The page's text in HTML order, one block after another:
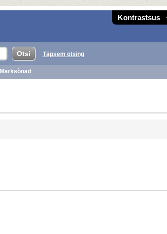
Kontrastsus
Täpsem otsing
Märksõnad